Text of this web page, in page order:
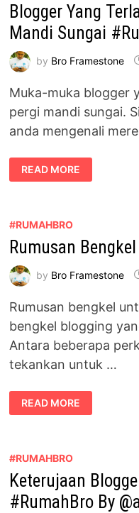
Blogger Yang
Mandi Sungai
by Bro Framestone
Muka-muka blogger
pergi mandi sungai.
anda mengenali
BLOGGER
YANG
TERLAMPAU
MANDI
#RUMAHBRO
READ MORE
#RUMAHBRO
Rumusan
by Bro Framestone
Rumusan bengkel
bengkel blogging
Antara beberapa
tekankan untuk …
RUMUSAN
BENGKEL
SESI
READ MORE
#RUMAHBRO
Keterujaan
#RumahBro By